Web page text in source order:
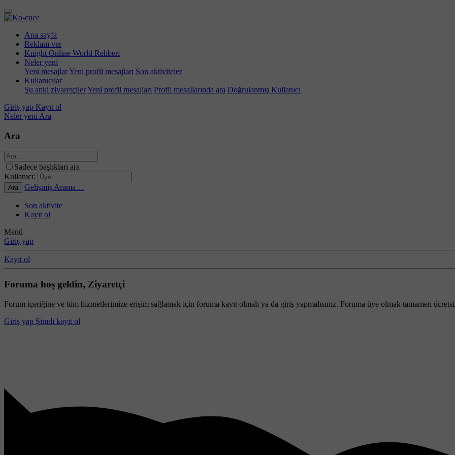
Ana sayfa
Reklam ver
Knight Online World Rehberi
Neler yeni
Yeni mesajlarYeni profil mesajları Son aktiviteler
Kullanıcılar
Şu anki ziyaretçilerYeni profil mesajları Profil mesajlarında ara Doğrulanmış Kullanıcı
Giriş yap Kayıt ol
Neler yeni Ara
Ara
Sadece başlıkları ara
Kullanıcı:
Ara Gelişmiş Arama…
Son aktivite
Kayıt ol
Menü
Giriş yap
Kayıt ol
Foruma hoş geldin, Ziyaretçi
Forum içeriğine ve tüm hizmetlerimize erişim sağlamak için foruma kayıt olmalı ya da giriş yapmalısınız. Foruma üye olmak tamamen
Giriş yap Şimdi kayıt ol